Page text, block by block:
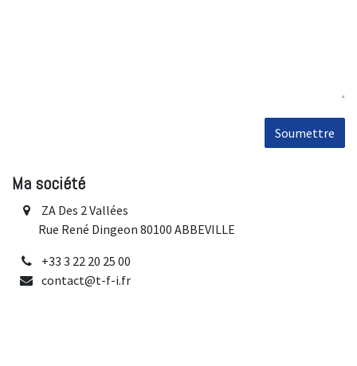
Soumettre
Ma société
ZA Des 2 Vallées
Rue René Dingeon 80100 ABBEVILLE
+33 3 22 20 25 00
contact@t-f-i.fr